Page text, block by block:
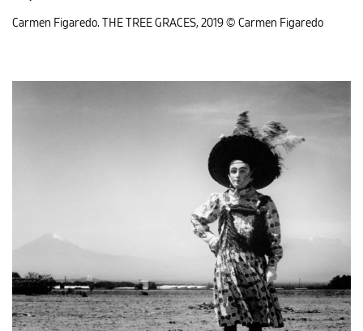
Carmen Figaredo. THE TREE GRACES, 2019 © Carmen Figaredo